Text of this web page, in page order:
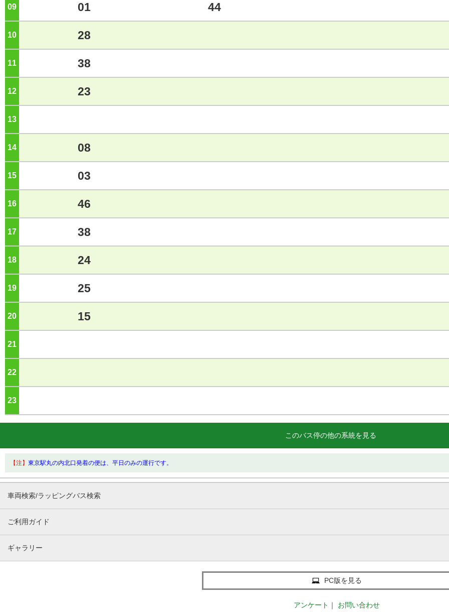
09 01 44
10 28
11 38
12 23
13
14 08
15 03
16 46
17 38
18 24
19 25
20 15
21
22
23
このバス停の他の系統を見る
【注】 東京駅丸の内北口発着の便は、平日のみの運行です。
車両検索/ラッピングバス検索
ご利用ガイド
ギャラリー
PC版を見る
アンケート ｜
お問い合わせ